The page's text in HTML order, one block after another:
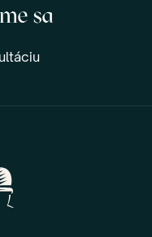
sa